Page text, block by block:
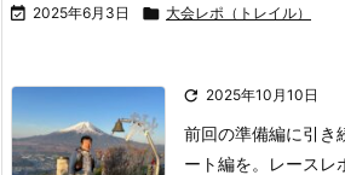
 2025年6月3日  大会レポ（トレイル）
 2025年10月10日
前回の準備編に引き
ート編を。
レースレ